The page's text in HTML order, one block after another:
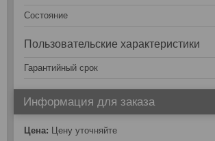
Состояние
Пользовательские характеристики
Гарантийный срок
Информация для заказа
Цена: Цену уточняйте